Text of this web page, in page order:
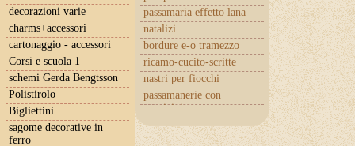
passamaria effetto lana
natalizi
bordure e-o tramezzo
ricamo-cucito-scritte
nastri per fiocchi
passamanerie con
cuoricini
decorazioni varie
charms+accessori
cartonaggio - accessori
Corsi e scuola 1
schemi Gerda Bengtsson
Polistirolo
Bigliettini
sagome decorative in
ferro